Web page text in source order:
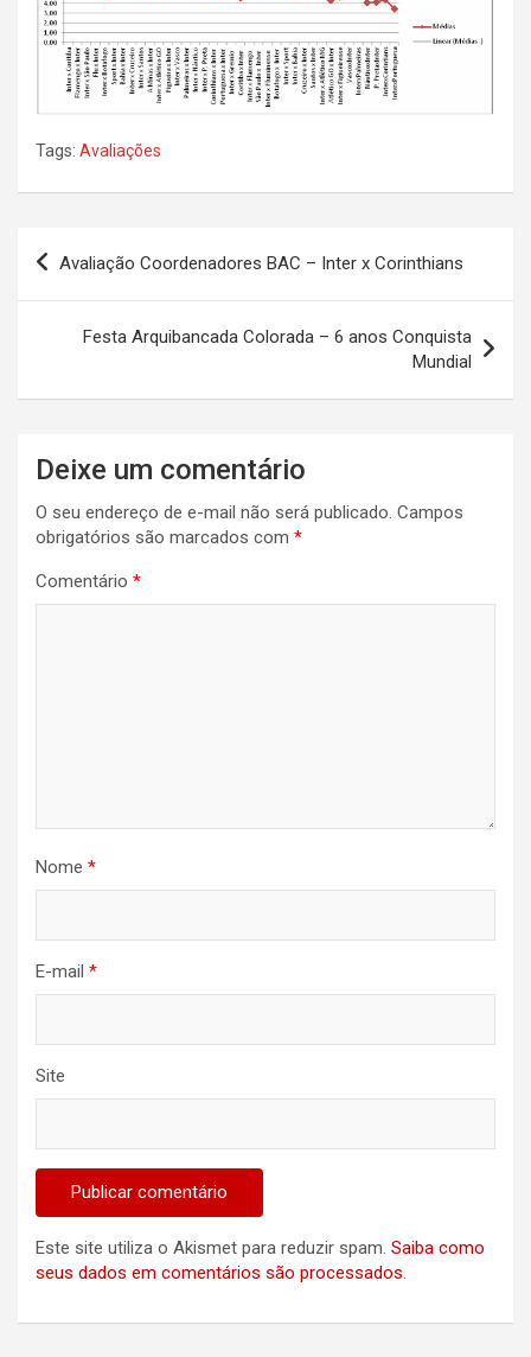
Tags: Avaliações
Navegação
Avaliação Coordenadores BAC – Inter x Corinthians
Festa Arquibancada Colorada – 6 anos Conquista
Mundial
Deixe um comentário
O seu endereço de e-mail não será publicado. Campos
obrigatórios são marcados com *
Comentário *
Nome *
E-mail *
Site
Este site utiliza o Akismet para reduzir spam. Saiba como
seus dados em comentários são processados.